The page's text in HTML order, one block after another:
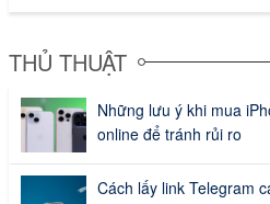
THỦ THUẬT
Những lưu ý khi mua
online để tránh rủi ro
Cách lấy link Telegram